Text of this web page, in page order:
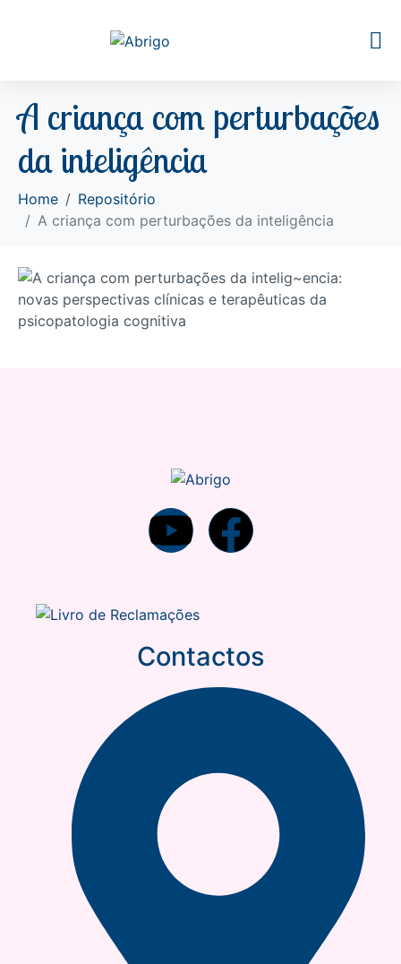
A criança com perturbações
da inteligência
Home
Repositório
A criança com perturbações da inteligência
Contactos